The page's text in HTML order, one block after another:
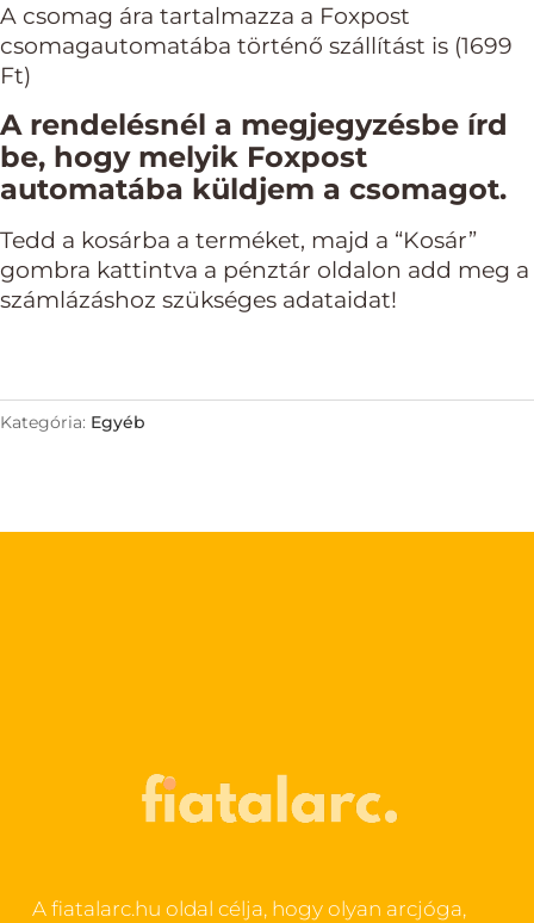
A csomag ára tartalmazza a Foxpost
csomagautomatába történő szállítást is (1699
Ft)
A rendelésnél a megjegyzésbe írd
be, hogy melyik Foxpost
automatába küldjem a csomagot.
Tedd a kosárba a terméket, majd a “Kosár”
gombra kattintva a pénztár oldalon add meg a
számlázáshoz szükséges adataidat!
Kategória: Egyéb
A fiatalarc.hu oldal célja, hogy olyan arcjóga,